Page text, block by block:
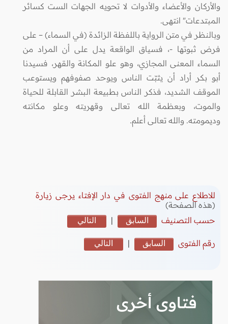
والأركان والأعضاء والأدوات لا تحويه الجهات الست كسائر
المبتدعات" انتهى.
وبالنظر في متن الرواية باللفظة الزائدة (في السماء) – على
فرض ثبوتها -، فسياق الواقعة يدل على أن المراد من
السماء المعنى المجازي، وهو علو المكانة والقهر، فسيدنا
أبو بكر أراد أن يثبّت الناس ويوحد صفوفهم ويستوعب
الموقف الشديد، فذكر الناس بطبيعة البشر القابلة للحياة
والموت، وبعظمة الله تعالى وقهريته وعلو مكانته
وديمومته. والله تعالى أعلم.
للاطلاع على منهج الفتوى في دار الإفتاء يرجى زيارة
(هذه الصفحة)
حسب التصنيف
السابق | التالي
رقم الفتوى السابق | التالي
فتاوى أخرى